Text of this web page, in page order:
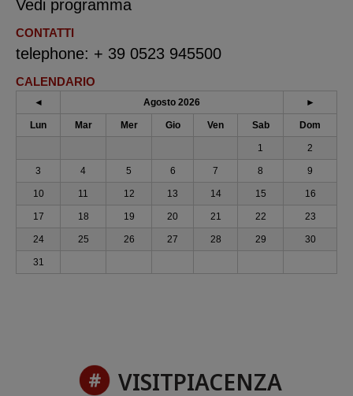
Vedi programma
CONTATTI
telephone: + 39 0523 945500
CALENDARIO
◄ Agosto 2026 ►
Lun Mar Mer Gio Ven Sab Dom
1 2
3 4 5 6 7 8 9
10 11 12 13 14 15 16
17 18 19 20 21 22 23
24 25 26 27 28 29 30
31
VISITPIACENZA